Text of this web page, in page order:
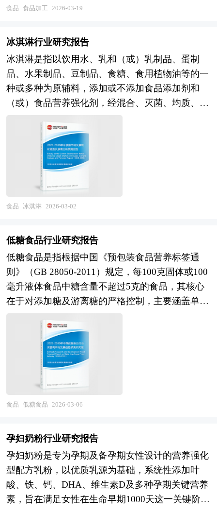
务； 2、扩大股东基础，使公司的股票在买卖时有
承诺，增加员工的归属感； 4、提高公司（发行
人）在市场上地位及知名度，赢取顾客信供应商的
信赖； 5、增加公司的透明度，有助于银行以较有
利条款批出信贷额度； 6、创业板上市发行人的披
露要求较为严格，使公司的效率得以提高，藉以改
善公司的监控、资讯管理及营运系统，公司运作更
加规范。 7、通过创业板上市融资筹集资本，使企
业快速健康发展，做大做强，成为长寿百年企业。
我国企业创业板上市可以考虑在深圳企业板、美国
纳斯达克等多个证券交易市场，每个市场的创业板
上市条件与实施过程均有所不同。 在这里我们就
国内酸奶饮品行业企业在国内创业板上市常见问题
市的企业具有极好的参考价值和指导意义。
分领域，贯穿原料采购、生产加工、仓储物流、渠
可分为初加工（清洗、分级、保鲜）与深加工（配
形成生鲜调理、预制菜肴、休闲零食、功能食品、
特医食品等多元矩阵。随着消费升级与"健康中
国"战略深入推进，食品加工正从传统保供型向营
养健康型、从规模扩张向质量效益转型，其产业边
界不断向精准营养、智能制造、食品生物技术与可
持续供应链等新兴领域延伸。 未来30年的经济社
会发展将历经两个阶段：第一个阶段，到2035年基
本实现社会主义现代化；第二个阶段，到本世纪中
叶把我国建成富强民主文明和谐美丽的社会主义现
代化强国。科学编制“十五五”规划，对持续推进经
济社会高质量发展、有效应对国内外复杂多变形
大，是党和国家治国理政、引领发展方向的重要举
措。 五年规划是国家对经济社会发展的顶层设
计，也是一种纲领性文件。目前中国也是世界上编
制五年规划（计划）最多的国家。中研普华产业研
究院在对未来“十五五”时期社会经济发展形势和政
上半年开始全面跟进相关规划的制定和研究工作，
为食品加工行业规划指导目标和食品加工发展方向
提供有建设性的建议，为食品加工行业发展提供准
确的市场分析内容和研究成果。 中研普华通过对
食品加工行业长期跟踪监测，分析食品加工行业需
求、供给、经营特性、获取能力、产业链和价值链
工行业研究报告，以专业的研究方法帮助客户深入
的了解食品加工行业，发现投资价值和投资机会，
规避经营风险，提高管理和运营能力。食品加工行
业报告是从事食品加工行业投资之前，对食品加工
行业各种相关因素进行具体调查、研究、分析，评
食品 食品加工 2026-03-19
冰淇淋行业研究报告
冰淇淋是指以饮用水、乳和（或）乳制品、蛋制
品、水果制品、豆制品、食糖、食用植物油等的一
种或多种为原辅料，添加或不添加食品添加剂和
（或）食品营养强化剂，经混合、灭菌、均质、老
品，是乳制品行业与休闲食品产业交叉的重要细分
赛道。其产业范畴涵盖传统冰淇淋（硬冰淇淋、软
冰淇淋）、雪糕、雪泥、冰棍、食用冰及近年兴起
的植物基冰淇淋、功能性冰淇淋、手工冰淇淋、文
创冰淇淋等创新品类，涉及食品科学、冷链物流、
品牌营销、工业设计等多学科交叉融合，具有季节
的显著特征。作为消暑解渴与休闲享受的双重载
求，更是社交分享、文化表达、情绪疗愈的重要媒
介，其产业属性兼具快消品的规模经济性与时尚消
费品的创新性的双重特质。 当前，中国冰淇淋市
场正处于消费升级深化与竞争格局重构的关键转型
期。在市场规模层面，国内冰淇淋消费量稳居全球
第一，但人均消费量与发达国家仍有差距，市场从
高速增长向存量竞争转变，高端化与性价比分化并
存。在产品创新层面，原料升级趋势明显，生牛
乳、稀奶油、进口乳制品替代植脂末与代可可脂，
品质化与健康化诉求推动低糖、低脂、高蛋白、益
生菌等功能性产品涌现；植物基冰淇淋（燕麦奶、
联名（白酒、奶茶、文创IP）制造话题与溢价，但
同质化与过度营销引发消费者疲劳；地域特色（如
黄酒、花椒、螺蛳粉口味）与怀旧复古（老冰棍、
绿豆冰）创新活跃。在价格带层面，钟薛高等高端
品牌打开价格天花板后，市场呈现"两头大中间
食品 冰淇淋 2026-03-02
低糖食品行业研究报告
低糖食品是指根据中国《预包装食品营养标签通
则》（GB 28050-2011）规定，每100克固体或100
毫升液体食品中糖含量不超过5克的食品，其核心
在于对添加糖及游离糖的严格控制，主要涵盖单糖
和，但不包括天然存在于乳制品中的乳糖或水果中
的果糖等未额外添加的糖分。这一标准为消费者提
供了明确的量化参考，使“低糖”不再是一个模糊的
营销话术，而是可验证、可监管的法定声称。 随
着“健康中国2030”战略的深入推进，居民对慢性病
预防和体重管理的关注度持续上升，低糖饮食已成
来，“体重管理年”行动在全国范围内展开，推动低
糖、无糖食品消费占比显著提升，据行业数据显
示，2025年居民减糖指数达到新高，低糖类食品饮
料的消费增速已超过无糖品类，反映出消费者
从“完全戒糖”向“科学控糖”的理性转变。 未来，低
糖食品不仅是饮食选择，更将成为连接公共卫生、
食品 低糖食品 2026-03-06
孕妇奶粉行业研究报告
孕妇奶粉是专为孕期及备孕期女性设计的营养强化
型配方乳粉，以优质乳源为基础，系统性添加叶
酸、铁、钙、DHA、维生素D及多种孕期关键营养
素，旨在满足女性在生命早期1000天这一关键阶段